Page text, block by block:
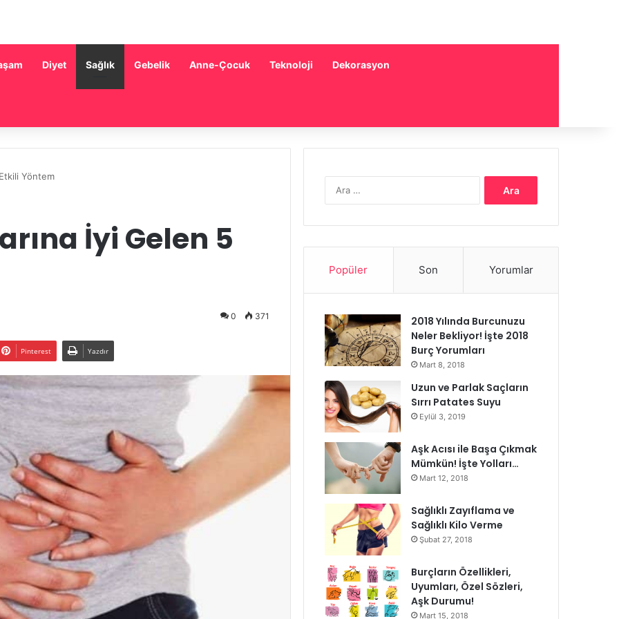
Diyet Sağlık Gebelik Anne-Çocuk Teknoloji Dekorasyon
Yöntem
İyi Gelen 5
0 371
Pinterest Yazdır
Popüler Son Yorumlar
2018 Yılında Burcunuzu
Neler Bekliyor! İşte 2018
Burç Yorumları
Mart 8, 2018
Uzun ve Parlak Saçların
Sırrı Patates Suyu
Eylül 3, 2019
Aşk Acısı ile Başa Çıkmak
Mümkün! İşte Yolları…
Mart 12, 2018
Sağlıklı Zayıflama ve
Sağlıklı Kilo Verme
Şubat 27, 2018
Burçların Özellikleri,
Uyumları, Özel Sözleri,
Aşk Durumu!
Mart 15, 2018